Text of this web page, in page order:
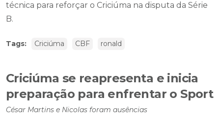
técnica para reforçar o Criciúma na disputa da Série
B.
Tags: Criciúma CBF ronald
Criciúma se reapresenta e inicia
preparação para enfrentar o Sport
César Martins e Nicolas foram ausências